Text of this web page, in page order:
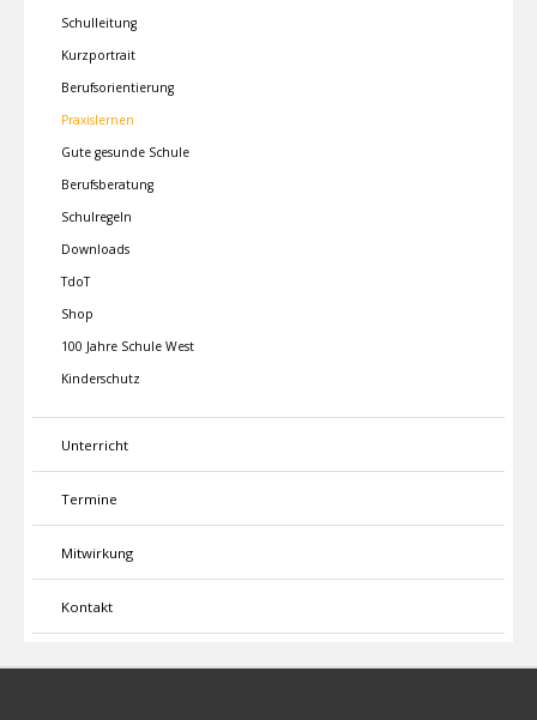
Schulleitung
Kurzportrait
Berufsorientierung
Praxislernen
Gute gesunde Schule
Berufsberatung
Schulregeln
Downloads
TdoT
Shop
100 Jahre Schule West
Kinderschutz
Unterricht
Termine
Mitwirkung
Kontakt